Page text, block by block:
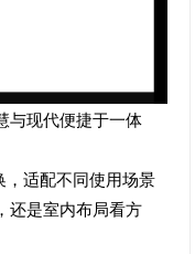
与现代便捷于一体
适配不同使用场景
还是室内布局看方